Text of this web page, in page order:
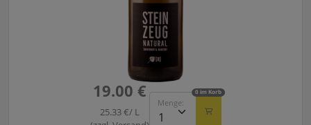
19.00 €
25.33 €/ L
Menge:
0 im Korb